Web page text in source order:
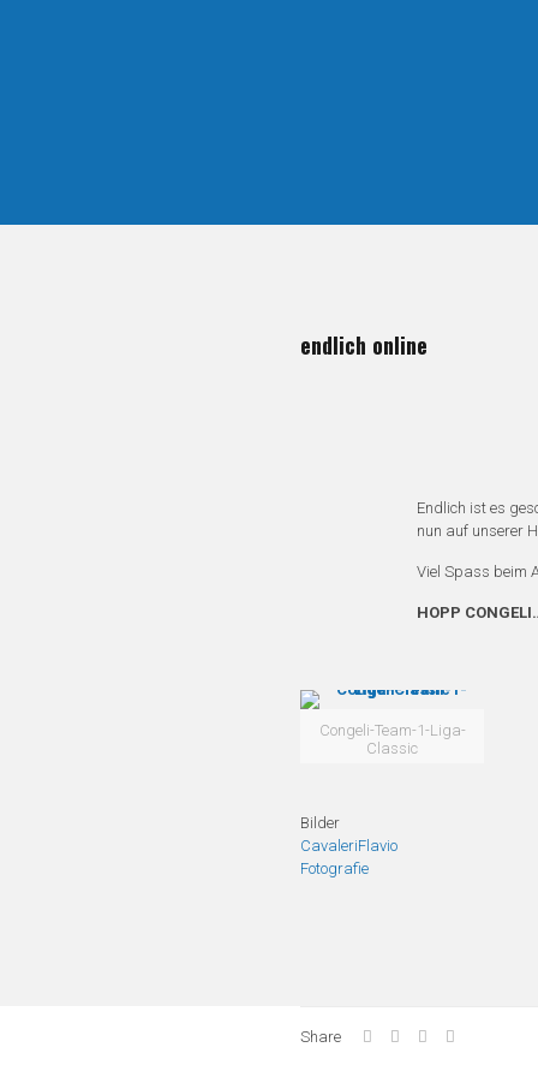
endlich online
Endlich ist es
nun auf unserer
Viel Spass beim
HOPP
Congeli-Team-1-Liga-
Classic
Bilder
CavaleriFlavio
Fotografie
Share